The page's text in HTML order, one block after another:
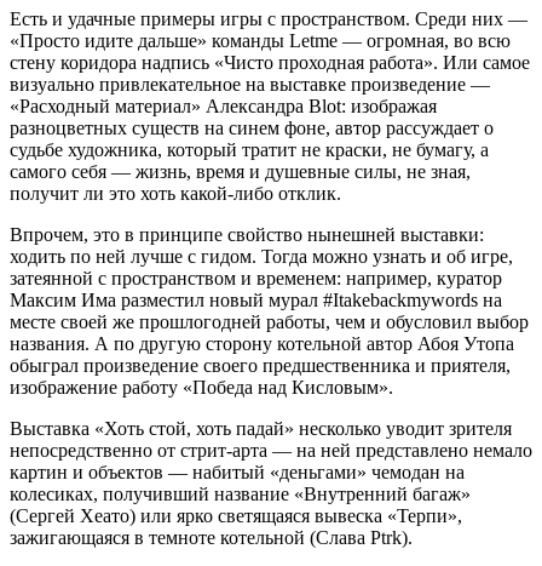
Есть и удачные примеры игры с пространством. Среди них —
«Просто идите дальше» команды Letme — огромная, во всю
стену коридора надпись «Чисто проходная работа». Или самое
визуально привлекательное на выставке произведение —
«Расходный материал» Александра Blot: изображая
разноцветных существ на синем фоне, автор рассуждает о
судьбе художника, который тратит не краски, не бумагу, а
самого себя — жизнь, время и душевные силы, не зная,
получит ли это хоть какой-либо отклик.
Впрочем, это в принципе свойство нынешней выставки:
ходить по ней лучше с гидом. Тогда можно узнать и об игре,
затеянной с пространством и временем: например, куратор
Максим Има разместил новый мурал #Itakebackmywords на
месте своей же прошлогодней работы, чем и обусловил выбор
названия. А по другую сторону котельной автор Абоя Утопа
обыграл произведение своего предшественника и приятеля,
изображение работу «Победа над Кисловым».
Выставка «Хоть стой, хоть падай» несколько уводит зрителя
непосредственно от стрит-арта — на ней представлено немало
картин и объектов — набитый «деньгами» чемодан на
колесиках, получивший название «Внутренний багаж»
(Сергей Хеато) или ярко светящаяся вывеска «Терпи»,
зажигающаяся в темноте котельной (Слава Ptrk).